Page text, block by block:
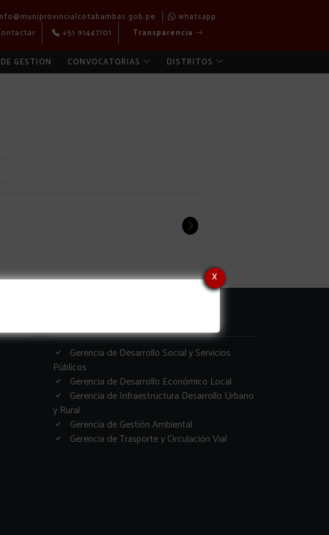
whatsapp
+51 91447101 Transparencia
GESTION CONVOCATORIAS DISTRITOS
x
Gerencia de Desarrollo Social y Servicios
Públicos
Gerencia de Desarrollo Económico Local
Gerencia de Infraestructura Desarrollo Urbano
y Rural
Gerencia de Gestión Ambiental
Gerencia de Trasporte y Circulación Vial